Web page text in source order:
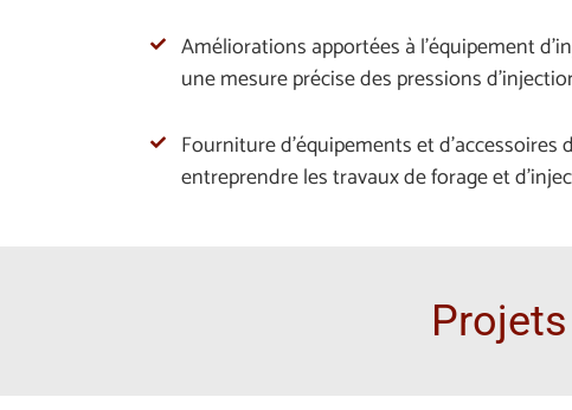
Améliorations apportées à l’équipement
une mesure précise des pressions
Fourniture d’équipements et
entreprendre les travaux de forage et